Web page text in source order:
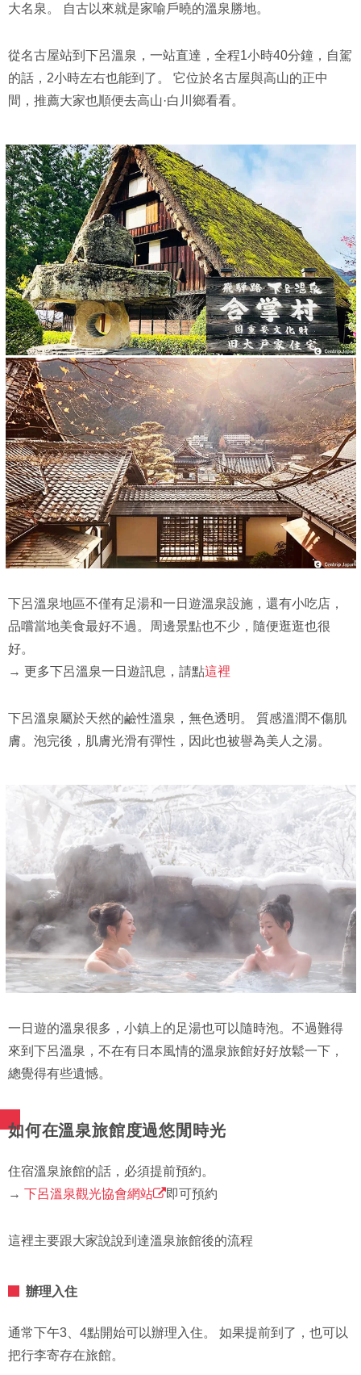
大名泉。 自古以來就是家喻戶曉的溫泉勝地。
從名古屋站到下呂溫泉，一站直達，全程1小時40分鐘，自駕
的話，2小時左右也能到了。 它位於名古屋與高山的正中
間，推薦大家也順便去高山·白川鄉看看。
下呂溫泉地區不僅有足湯和一日遊溫泉設施，還有小吃店，
品嚐當地美食最好不過。周邊景點也不少，隨便逛逛也很
好。
→ 更多下呂溫泉一日遊訊息，請點這裡
下呂溫泉屬於天然的鹼性溫泉，無色透明。 質感溫潤不傷肌
膚。泡完後，肌膚光滑有彈性，因此也被譽為美人之湯。
一日遊的溫泉很多，小鎮上的足湯也可以隨時泡。不過難得
來到下呂溫泉，不在有日本風情的溫泉旅館好好放鬆一下，
總覺得有些遺憾。
如何在溫泉旅館度過悠閒時光
住宿溫泉旅館的話，必須提前預約。
→ 下呂溫泉觀光協會網站 即可預約
這裡主要跟大家說說到達溫泉旅館後的流程
辦理入住
通常下午3、4點開始可以辦理入住。 如果提前到了，也可以
把行李寄存在旅館。